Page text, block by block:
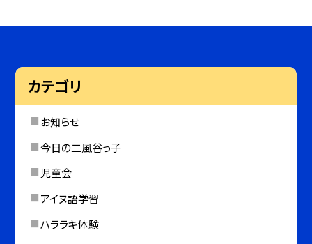
カテゴリ
お知らせ
今日の二風谷っ子
児童会
アイヌ語学習
ハララキ体験